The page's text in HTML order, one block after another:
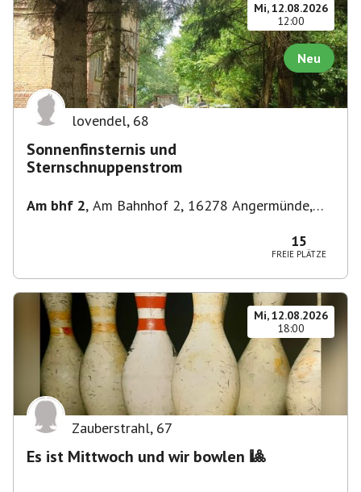
Mi, 12.08.2026
12:00
Neu
lovendel, 68
Sonnenfinsternis und
Sternschnuppenstrom
Am bhf 2, Am Bahnhof 2, 16278 Angermünde,
15
FREIE PLÄTZE
Mi, 12.08.2026
18:00
Zauberstrahl, 67
Es ist Mittwoch und wir bowlen 🎱